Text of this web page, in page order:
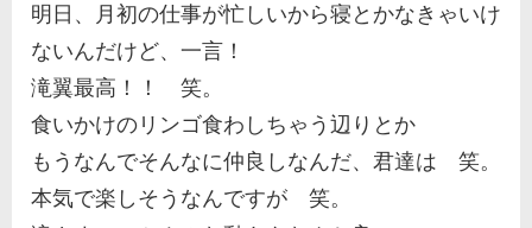
明日、月初の仕事が忙しいから寝とかなきゃいけ
ないんだけど、一言！
滝翼最高！！ 笑。
食いかけのリンゴ食わしちゃう辺りとか
もうなんでそんなに仲良しなんだ、君達は 笑。
本気で楽しそうなんですが 笑。